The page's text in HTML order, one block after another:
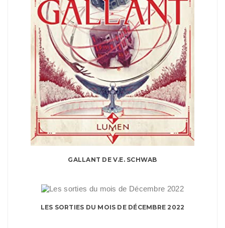
GALLANT DE V.E. SCHWAB
LES SORTIES DU MOIS DE DÉCEMBRE 2022